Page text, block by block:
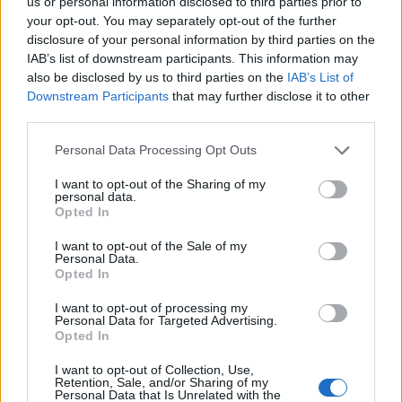
your opt-out. You may separately opt-out of the further
disclosure of your personal information by third parties on the
IAB’s list of downstream participants. This information may
also be disclosed by us to third parties on the IAB’s List of
Downstream Participants that may further disclose it to other
Personal Data Processing Opt Outs
I want to opt-out of the Sharing of my
personal data.
Opted In
I want to opt-out of the Sale of my
Personal Data.
Opted In
I want to opt-out of processing my
Personal Data for Targeted Advertising.
Opted In
I want to opt-out of Collection, Use,
Retention, Sale, and/or Sharing of my
Personal Data that Is Unrelated with the
πολλούς άνδρες σε ένα μπαρ, είτε για να
τονώσουν την αυτοπεποίθηση τους, είτε γιατί
απλά θα τις κεράσουν ένα ποτό. Αν ανήκει σε αυτή
την κατηγορία, δεν θα σου ρίξει ακόμη πολλές
7. Χορεύει στην… “περιοχή” σου:Αν μπορεί να
χορέψει, θ’ αρχίσει να χορεύει δίπλα σου. Θα
πάρει μάλιστα μαζί της και τις φίλες της,
τοποθετώντας τις στρατηγικά μπροστά της, έτσι
γυρισμένη την πλάτη, δείχνοντας αδιάφορη, αλλά
οι φίλες της θα ελέγχουν αν την κοιτάς.
8. Βάζει μια φίλη της να πιάσει κουβέντα στους